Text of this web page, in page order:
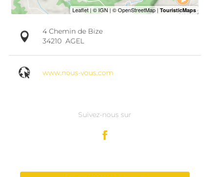
4 Chemin de Bize
34210 AGEL
www.nous-vous.com
Suivez-nous sur